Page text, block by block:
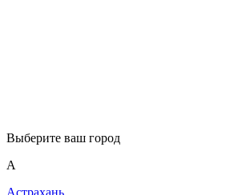
Выберите ваш город
А
Астрахань